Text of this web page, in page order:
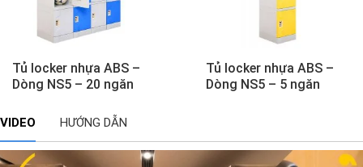
Tủ locker nhựa ABS –
Dòng NS5 – 20 ngăn
Tủ locker nhựa ABS –
Dòng NS5 – 5 ngăn
VIDEO HƯỚNG DẪN